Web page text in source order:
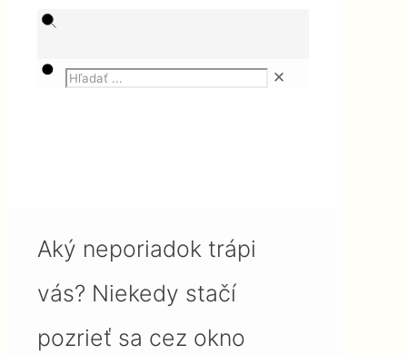
✕
Aký neporiadok trápi
vás? Niekedy stačí
pozrieť sa cez okno